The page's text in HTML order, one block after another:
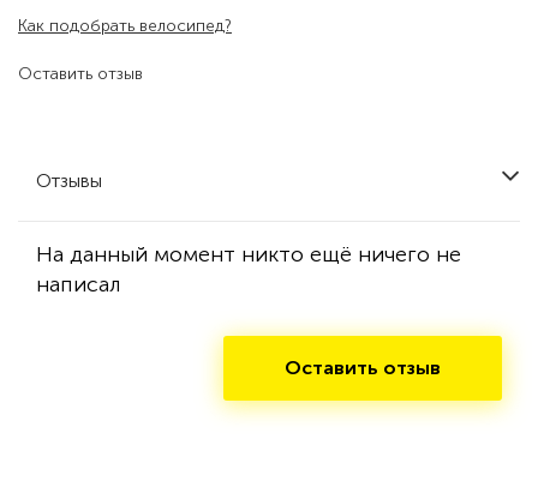
Оставить отзыв
Как подобрать велосипед?
Отзывы
На данный момент никто ещё ничего не
написал
Оставить отзыв